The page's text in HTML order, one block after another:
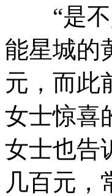
“是不
能星城的
元，而此
女士惊喜
女士也告
几百元，